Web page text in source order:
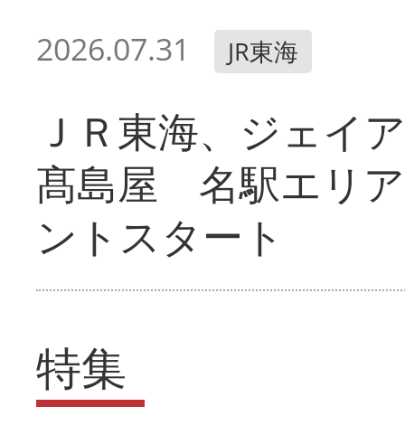
2026.07.31 JR東海
ＪＲ東海、ジェイ
髙島屋 名駅エリ
ントスタート
特集